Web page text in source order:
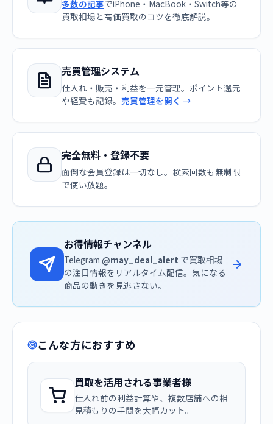
多数の記事でiPhone・MacBook・Switch等の
買取相場と高価買取のコツを徹底解説。
売買管理システム
仕入れ・販売・利益を一元管理。ポイント還元
や経費も記録。 売買管理を開く →
完全無料・登録不要
面倒な会員登録は一切なし。検索回数も無制限
で使い放題。
お得情報チャンネル
Telegram @may_deal_alert で買取相場
の注目情報をリアルタイム配信。気になる
商品の動きを見逃さない。
こんな方におすすめ
買取を活用される事業者様
仕入れ前の利益計算や、複数店舗への相
見積もりの手間を大幅カット。